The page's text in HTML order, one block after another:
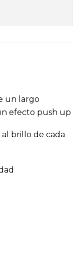
un largo
efecto push up
brillo de cada